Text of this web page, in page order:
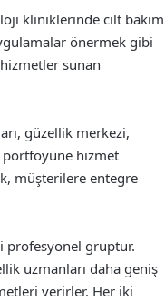
kliniklerinde cilt bakım
önermek gibi
sunan
güzellik merkezi,
hizmet
müşterilere entegre
profesyonel gruptur.
uzmanları daha geniş
verirler. Her iki